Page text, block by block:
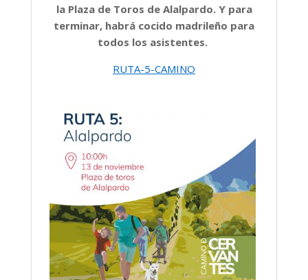
la Plaza de Toros de Alalpardo. Y para
terminar, habrá cocido madrileño para
todos los asistentes.
RUTA-5-CAMINO